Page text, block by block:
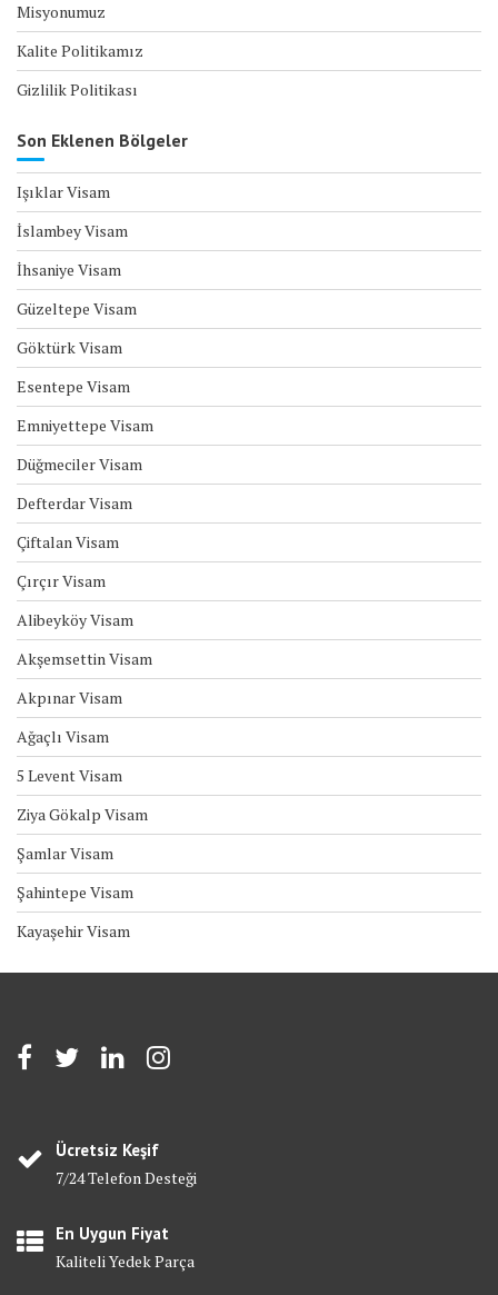
Misyonumuz
Kalite Politikamız
Gizlilik Politikası
Son Eklenen Bölgeler
Işıklar Visam
İslambey Visam
İhsaniye Visam
Güzeltepe Visam
Göktürk Visam
Esentepe Visam
Emniyettepe Visam
Düğmeciler Visam
Defterdar Visam
Çiftalan Visam
Çırçır Visam
Alibeyköy Visam
Akşemsettin Visam
Akpınar Visam
Ağaçlı Visam
5 Levent Visam
Ziya Gökalp Visam
Şamlar Visam
Şahintepe Visam
Kayaşehir Visam
Ücretsiz Keşif
7/24 Telefon Desteği
En Uygun Fiyat
Kaliteli Yedek Parça